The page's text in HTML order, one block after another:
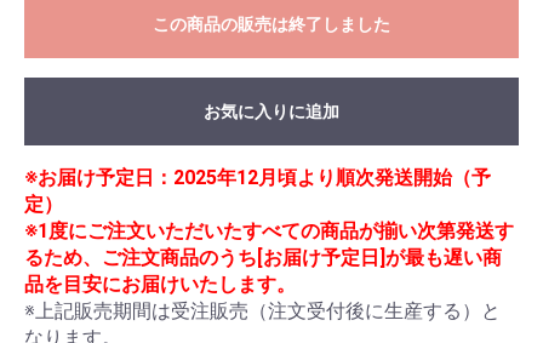
この商品の販売は終了しました
お気に入りに追加
※お届け予定日：2025年12月頃より順次発送開始（予
定）
※1度にご注文いただいたすべての商品が揃い次第発送す
るため、ご注文商品のうち[お届け予定日]が最も遅い商
品を目安にお届けいたします。
※上記販売期間は受注販売（注文受付後に生産する）と
なります。